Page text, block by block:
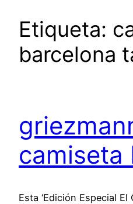
Etiqueta:
barcelona
camiseta
Esta ‘Edición Especial